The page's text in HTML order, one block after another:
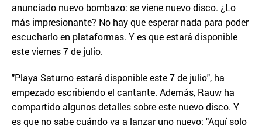
anunciado nuevo bombazo: se viene nuevo disco. ¿Lo
más impresionante? No hay que esperar nada para poder
escucharlo en plataformas. Y es que estará disponible
este viernes 7 de julio.
"Playa Saturno estará disponible este 7 de julio", ha
empezado escribiendo el cantante. Además, Rauw ha
compartido algunos detalles sobre este nuevo disco. Y
es que no sabe cuándo va a lanzar uno nuevo: "Aquí solo